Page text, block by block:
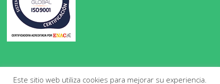
Este sitio web utiliza cookies para mejorar su experiencia.